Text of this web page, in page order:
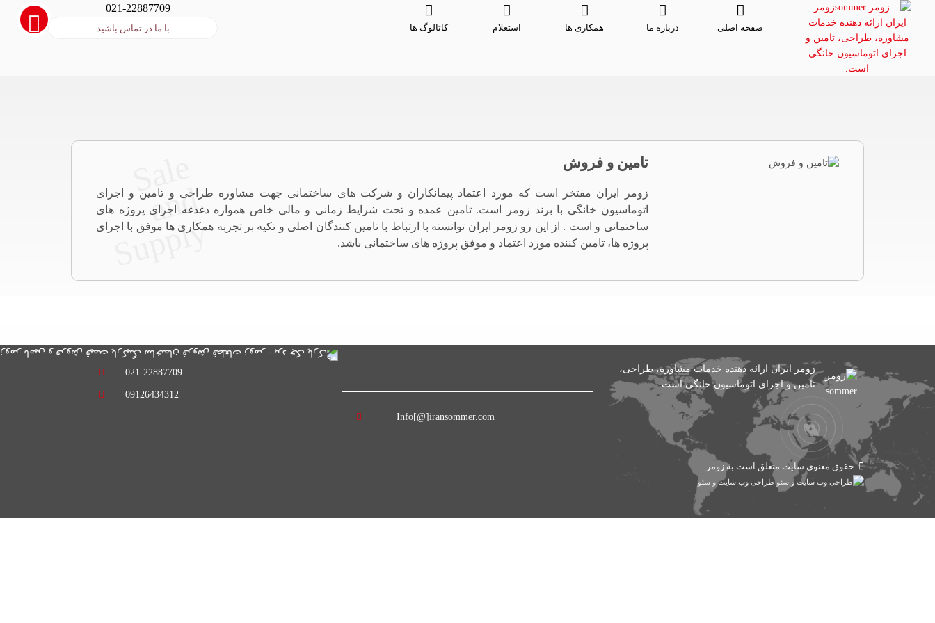
صفحه اصلی درباره ما همکاری ها استعلام کاتالوگ ها
021-22887709
با ما در تماس باشید
تامین و فروش
زومر ایران مفتخر است که مورد اعتماد پیمانکاران و شرکت های ساختمانی جهت مشاوره طراحی و تامین و اجرای
اتوماسیون خانگی با برند زومر است. تامین عمده و تحت شرایط زمانی و مالی خاص همواره دغدغه اجرای پروژه های
ساختمانی و است . از این رو زومر ایران توانسته با ارتباط با تامین کنندگان اصلی و تکیه بر تجربه همکاری ها موفق با اجرای
پروژه ها، تامین کننده مورد اعتماد و موفق پروژه های ساختمانی باشد.
S
a
l
e
a
n
d
S
u
p
p
l
y
زومر ایران ارائه دهنده خدمات مشاوره، طراحی،
تامین و اجرای اتوماسیون خانگی است.
Info[@]iransommer.com
021-22887709
09126434312
حقوق معنوی سایت متعلق است به زومر
طراحی وب سایت و سئو